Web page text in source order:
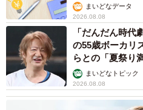
まいどなデータ
2026.08.08
「だんだん時
の55歳ボーカリ
らとの「夏祭り
まいどなトピック
2026.08.08